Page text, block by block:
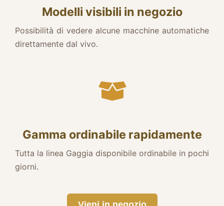
Modelli visibili in negozio
Possibilità di vedere alcune macchine automatiche
direttamente dal vivo.
Gamma ordinabile rapidamente
Tutta la linea Gaggia disponibile ordinabile in pochi
giorni.